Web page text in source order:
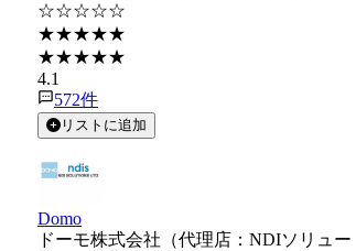
☆☆☆☆☆
★★★★★
★★★★★
4.1
572件
リストに追加
Domo
ドーモ株式会社（代理店：NDIソリュー